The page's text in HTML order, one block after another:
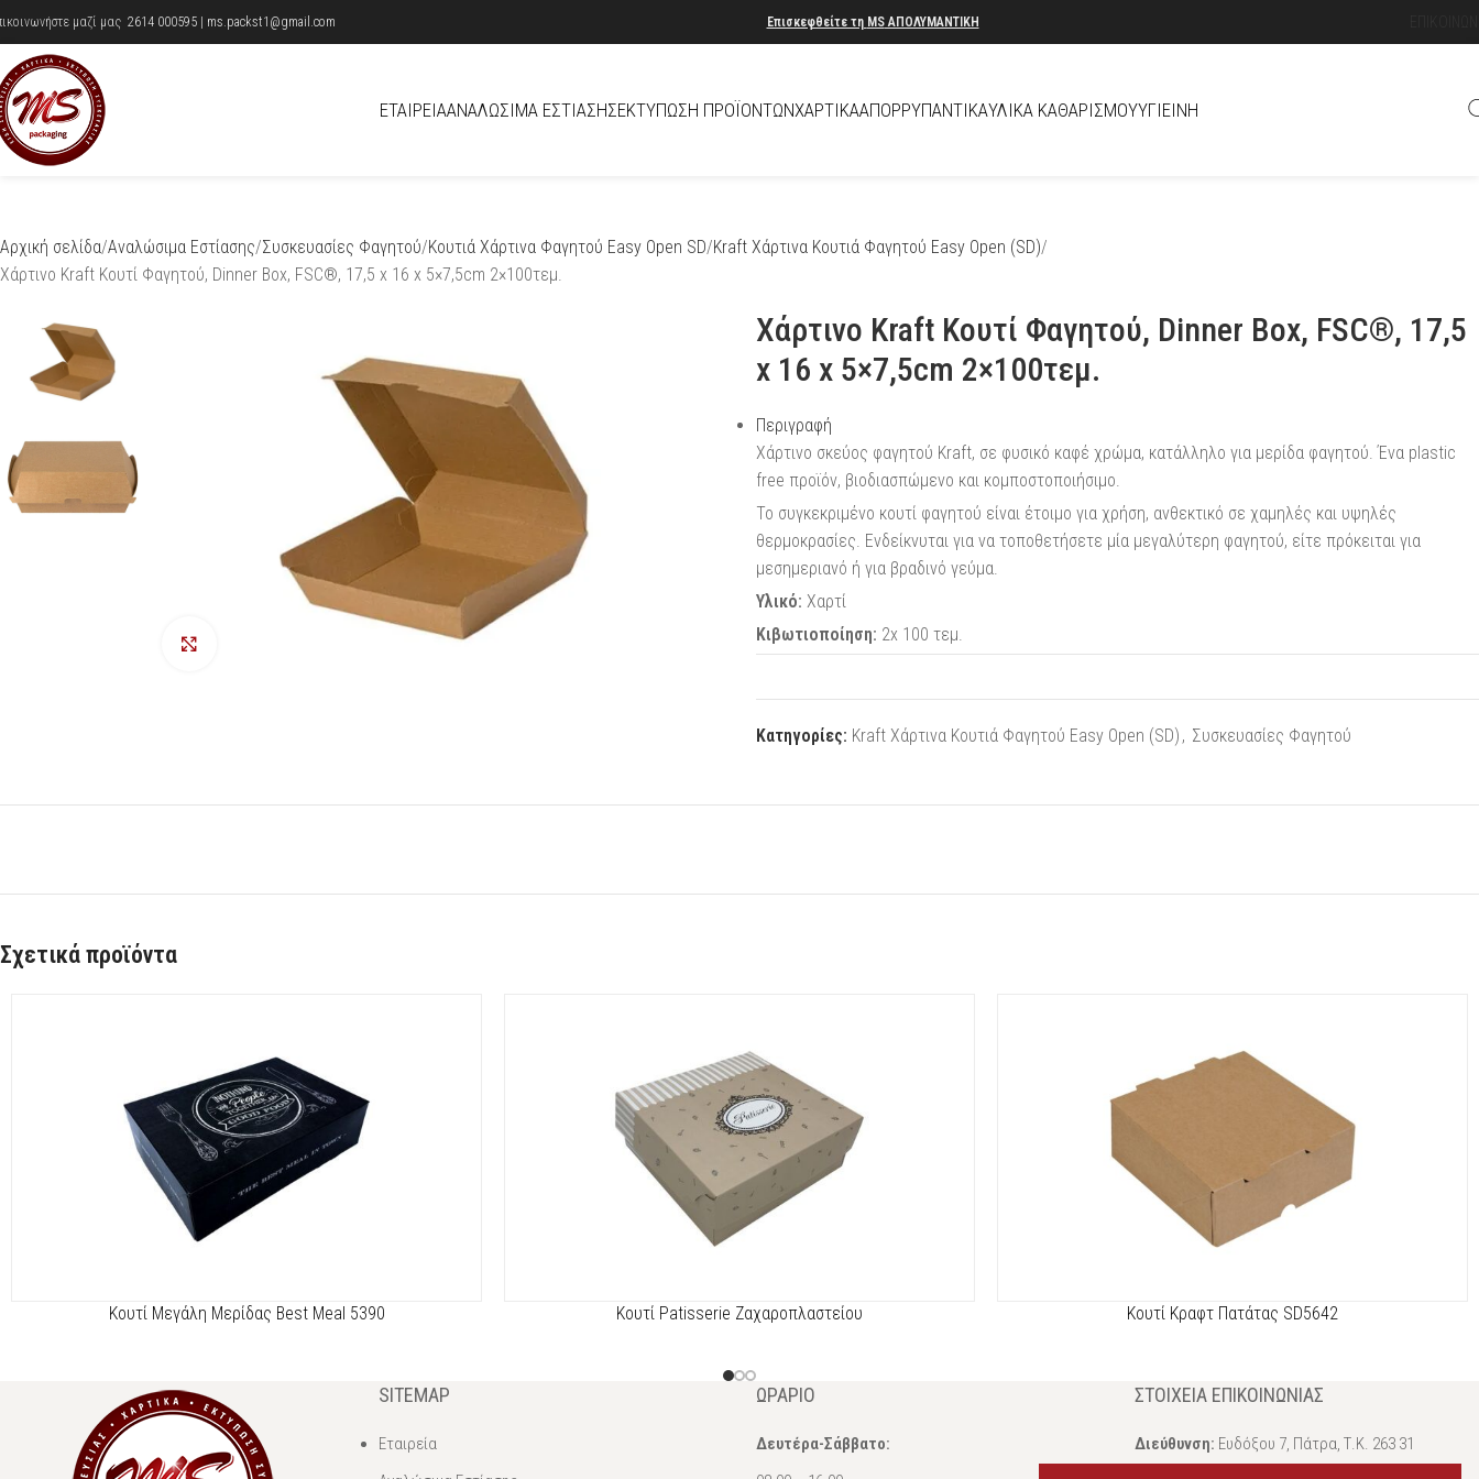
μαζί μας 2614 000595 ms.packst1@gmail.com Επισκεφθείτε τη MSΑΠΟΛΥΜΑΝΤΙΚΗ
ΕΤΑΙΡΕΊΑΑΝΑΛΏΣΙΜΑ ΕΣΤΊΑΣΗΣΕΚΤΎΠΩΣΗ ΠΡΟΪΌΝΤΩΝΧΑΡΤΙΚΆΑΠΟΡΡΥΠΑΝΤΙΚΆΥΛΙΚΆ ΚΑΘΑΡΙΣΜΟΎΥΓΙΕΙΝΉ
Αρχική σελίδα Αναλώσιμα Εστίασης Συσκευασίες Φαγητού Κουτιά Χάρτινα Φαγητού Easy Open SD Kraft Χάρτινα Κουτιά Φαγητού Easy Open (SD)
Xάρτινo Kraft Kουτί Φαγητού, Dinner Box, FSC®, 17,5 x 16 x 5×7,5cm 2×100τεμ.
Xάρτινo Kraft Kουτί Φαγητού, Dinner Box, FSC®, 17,5
x 16 x 5×7,5cm 2×100τεμ.
Περιγραφή
Xάρτινο σκεύος φαγητού Kraft, σε φυσικό καφέ χρώμα, κατάλληλο για μερίδα φαγητού. Ένα plastic
free προϊόν, βιοδιασπώμενο και κομποστοποιήσιμο.
Το συγκεκριμένο κουτί φαγητού είναι έτοιμο για χρήση, ανθεκτικό σε χαμηλές και υψηλές
θερμοκρασίες. Ενδείκνυται για να τοποθετήσετε μία μεγαλύτερη φαγητού, είτε πρόκειται για
μεσημεριανό ή για βραδινό γεύμα.
Υλικό: Χαρτί
Κιβωτιοποίηση: 2x 100 τεμ.
Κατηγορίες: Kraft Χάρτινα Κουτιά Φαγητού Easy Open (SD) , Συσκευασίες Φαγητού
Σχετικά προϊόντα
Kουτί Μεγάλη Μερίδας Best Meal 5390 Κουτί Patisserie Ζαχαροπλαστείου Κουτί Κραφτ Πατάτας SD5642
SITEMAP
Εταιρεία
ΩΡΆΡΙΟ
Δευτέρα-Σάββατο:
ΣΤΟΙΧΕΊΑ ΕΠΙΚΟΙΝΩΝΊΑΣ
Διεύθυνση: Ευδόξου 7, Πάτρα, Τ.Κ. 263 31